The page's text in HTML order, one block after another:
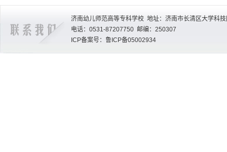
济南幼儿师范高等专科学校 地址：济南市长清区大学科
电话：0531-87207750 邮编：250307
ICP备案号：鲁ICP备05002934